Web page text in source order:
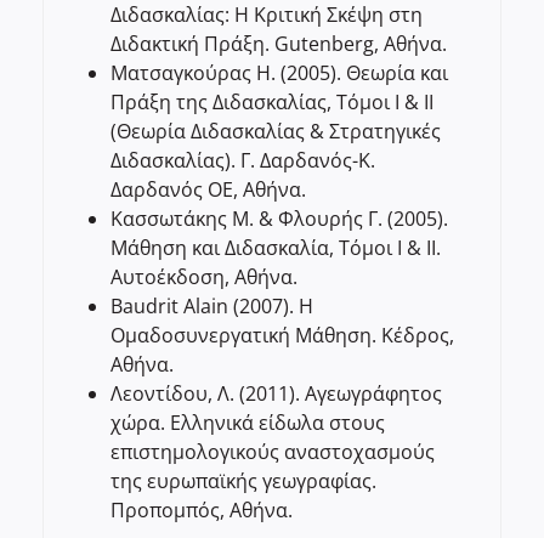
Διδασκαλίας: Η Κριτική Σκέψη στη
Διδακτική Πράξη. Gutenberg, Αθήνα.
Ματσαγκούρας Η. (2005). Θεωρία και
Πράξη της Διδασκαλίας, Τόμοι Ι & II
(Θεωρία Διδασκαλίας & Στρατηγικές
Διδασκαλίας). Γ. Δαρδανός-Κ.
Δαρδανός ΟΕ, Αθήνα.
Κασσωτάκης M. & Φλουρής Γ. (2005).
Μάθηση και Διδασκαλία, Τόμοι Ι & II.
Αυτοέκδοση, Αθήνα.
Baudrit Alain (2007). Η
Ομαδοσυνεργατική Μάθηση. Κέδρος,
Αθήνα.
Λεοντίδου, Λ. (2011). Αγεωγράφητος
χώρα. Ελληνικά είδωλα στους
επιστημολογικούς αναστοχασμούς
της ευρωπαϊκής γεωγραφίας.
Προπομπός, Αθήνα.